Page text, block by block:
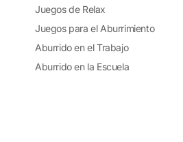
Juegos de Relax
Juegos para el Aburrimiento
Aburrido en el Trabajo
Aburrido en la Escuela